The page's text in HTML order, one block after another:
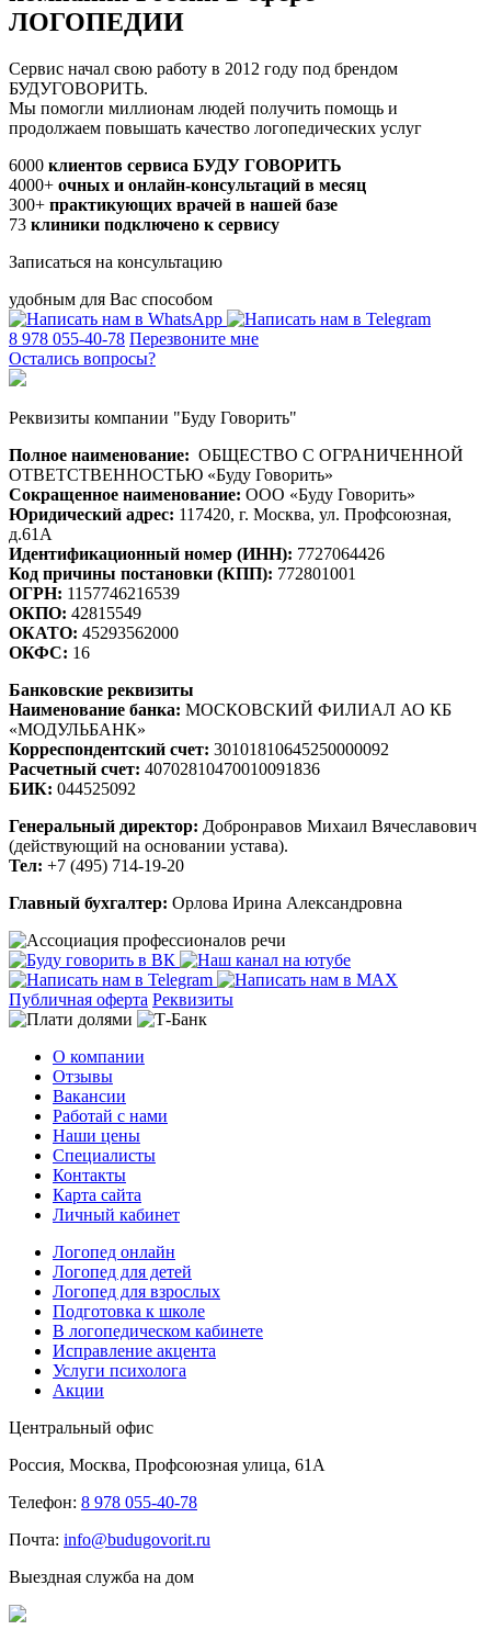
ЛОГОПЕДИИ
Сервис начал свою работу в 2012 году под брендом
БУДУГОВОРИТЬ.
Мы помогли миллионам людей получить помощь и
продолжаем повышать качество логопедических услуг
6000 клиентов сервиса БУДУ ГОВОРИТЬ
4000+ очных и онлайн-консультаций в месяц
300+ практикующих врачей в нашей базе
73 клиники подключено к сервису
Записаться на консультацию
удобным для Вас способом
8 978 055-40-78 Перезвоните мне
Остались вопросы?
Реквизиты компании "Буду Говорить"
Полное наименование: ОБЩЕСТВО С ОГРАНИЧЕННОЙ
ОТВЕТСТВЕННОСТЬЮ «Буду Говорить»
Сокращенное наименование: ООО «Буду Говорить»
Юридический адрес: 117420, г. Москва, ул. Профсоюзная,
д.61А
Идентификационный номер (ИНН): 7727064426
Код причины постановки (КПП): 772801001
ОГРН: 1157746216539
ОКПО: 42815549
ОКАТО: 45293562000
ОКФС: 16
Банковские реквизиты
Наименование банка: МОСКОВСКИЙ ФИЛИАЛ АО КБ
«МОДУЛЬБАНК»
Корреспондентский счет: 30101810645250000092
Расчетный счет: 40702810470010091836
БИК: 044525092
Генеральный директор: Добронравов Михаил Вячеславович
(действующий на основании устава).
Тел: +7 (495) 714-19-20
Главный бухгалтер: Орлова Ирина Александровна
Публичная оферта Реквизиты
О компании
Отзывы
Вакансии
Работай с нами
Наши цены
Специалисты
Контакты
Карта сайта
Личный кабинет
Логопед онлайн
Логопед для детей
Логопед для взрослых
Подготовка к школе
В логопедическом кабинете
Исправление акцента
Услуги психолога
Акции
Центральный офис
Россия, Москва, Профсоюзная улица, 61А
Телефон: 8 978 055-40-78
Почта: info@budugovorit.ru
Выездная служба на дом